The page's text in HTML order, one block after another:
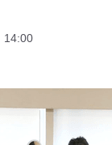
14:00